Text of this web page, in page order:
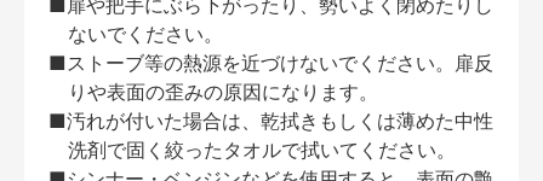
■扉や把手にぶら下がったり、勢いよく閉めたりし
ないでください。
■ストーブ等の熱源を近づけないでください。扉反
りや表面の歪みの原因になります。
■汚れが付いた場合は、乾拭きもしくは薄めた中性
洗剤で固く絞ったタオルで拭いてください。